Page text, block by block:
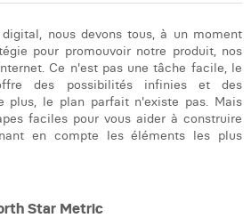
nous devons tous, à un moment
pour promouvoir notre produit, nos
Ce n'est pas une tâche facile, le
des possibilités infinies et des
plus, le plan parfait n'existe pas. Mais
faciles pour vous aider à construire
en compte les éléments les plus
Star Metric